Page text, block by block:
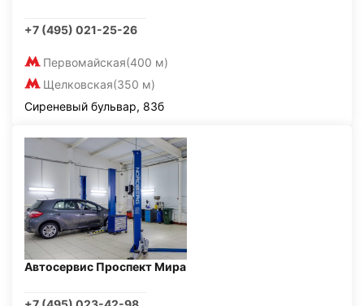
+7 (495) 021-25-26
Первомайская(400 м)
Щелковская(350 м)
Сиреневый бульвар, 83б
Автосервис Проспект Мира